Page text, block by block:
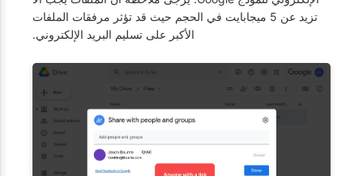
تزيد عن 5 ميجابايت في الحجم حيث قد تؤثر مرفقات الملفات
الأكبر على تسليم البريد الإلكتروني.